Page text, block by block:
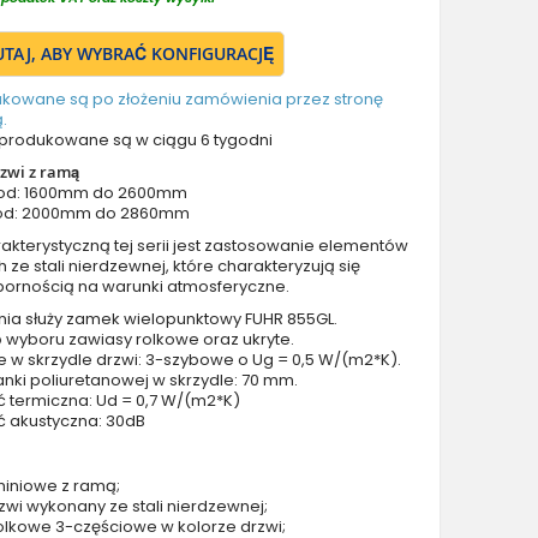
Drzwi z górnym i lewym naświetlem
Drzwi z górnym i prawym naświetlem
Drzwi z lewym i prawym naświetlem
Drzwi z lewym, prawym i górnym naświetlem
Drzwi podwójne z lewym, prawym i górnym naświetlem
Akcesoria do drzwi
Drzwi balkonowe / tarasowe
Drzwi garażowe
Drzwi Aluminiowe Pivot
ABY WYBRAĆ KONFIGURACJĘ
są po złożeniu zamówienia przez stronę
są w ciągu 6 tygodni
z ramą
1600mm do 2600mm
2000mm do 2860mm
tej serii jest zastosowanie elementów
ze stali nierdzewnej, które charakteryzują się
na warunki atmosferyczne.
służy zamek wielopunktowy FUHR 855GL.
wyboru zawiasy rolkowe oraz ukryte.
w skrzydle drzwi: 3-szybowe o Ug = 0,5 W/(m2*K).
poliuretanowej w skrzydle: 70 mm.
termiczna: Ud = 0,7 W/(m2*K)
akustyczna: 30dB
z ramą;
wykonany ze stali nierdzewnej;
3-częściowe w kolorze drzwi;